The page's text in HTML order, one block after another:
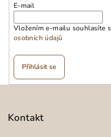
E-mail
Vložením e-mailu souhlasíte s
osobních údajů
Přihlásit se
Kontakt